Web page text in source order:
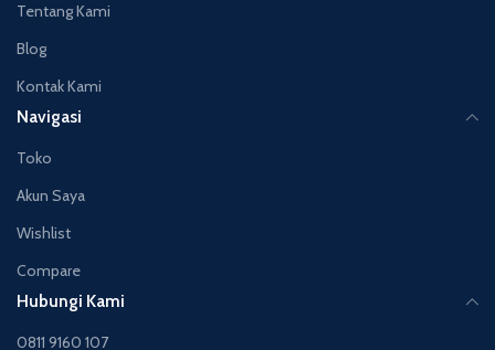
Tentang Kami
Blog
Kontak Kami
Navigasi
Toko
Akun Saya
Wishlist
Compare
Hubungi Kami
0811 9160 107